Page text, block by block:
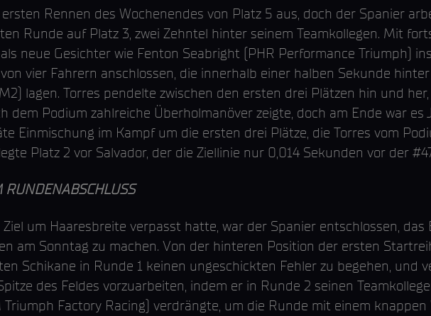
Rennen des Wochenendes von Platz 5 aus, doch der Spanier
Runde auf Platz 3, zwei Zehntel hinter seinem Teamkollegen. Mit
neue Gesichter wie Fenton Seabright (PHR Performance Triumph)
vier Fahrern anschlossen, die innerhalb einer halben Sekunde
lagen. Torres pendelte zwischen den ersten drei Plätzen hin und
dem Podium zahlreiche Überholmanöver zeigte, doch am Ende war es
Einmischung im Kampf um die ersten drei Plätze, die Torres vom
Platz 2 vor Salvador, der die Ziellinie nur 0,014 Sekunden vor der
RUNDENABSCHLUSS
um Haaresbreite verpasst hatte, war der Spanier entschlossen, das
am Sonntag zu machen. Von der hinteren Position der ersten
Schikane in Runde 1 keinen ungeschickten Fehler zu begehen, und
des Feldes vorzuarbeiten, indem er in Runde 2 seinen
Triumph Factory Racing) verdrängte, um die Runde mit einem